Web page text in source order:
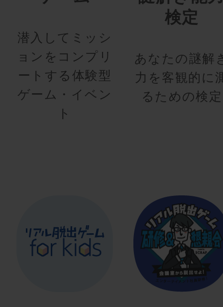
潜入してミッシ
ョンをコンプリ
ートする体験型
ゲーム・イベン
ト
検定
あなたの謎解
力を客観的に
るための検定